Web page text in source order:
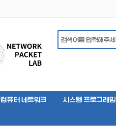
컴퓨터 네트워크 시스템 프로그래밍